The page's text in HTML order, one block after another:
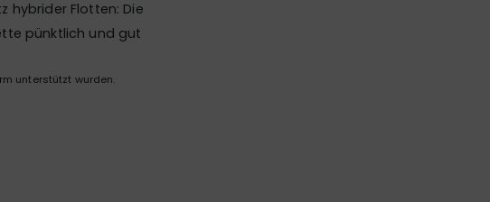
hybrider Flotten: Die
pünktlich und gut
unterstützt wurden.